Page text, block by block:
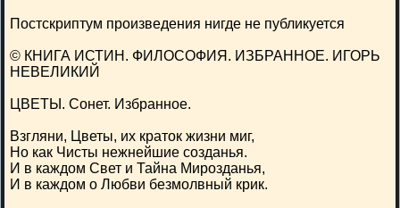
Постскриптум произведения нигде не публикуется
© КНИГА ИСТИН. ФИЛОСОФИЯ. ИЗБРАННОЕ. ИГОРЬ
НЕВЕЛИКИЙ
ЦВЕТЫ. Сонет. Избранное.
Взгляни, Цветы, их краток жизни миг,
Но как Чисты нежнейшие созданья.
И в каждом Свет и Тайна Мирозданья,
И в каждом о Любви безмолвный крик.